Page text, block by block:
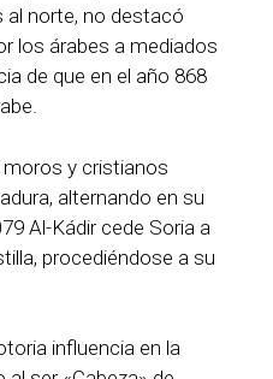
al norte, no destacó
los árabes a mediados
de que en el año 868
moros y cristianos
alternando en su
Al-Kádir cede Soria a
procediéndose a su
influencia en la